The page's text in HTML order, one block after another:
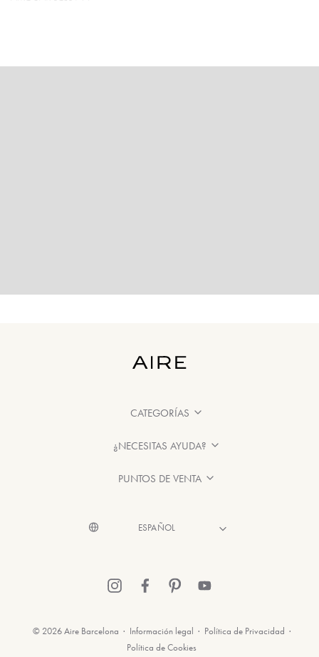
CATEGORÍAS
¿NECESITAS AYUDA?
PUNTOS DE VENTA
© 2026 Aire Barcelona · Información legal · Política de Privacidad ·
Política de Cookies